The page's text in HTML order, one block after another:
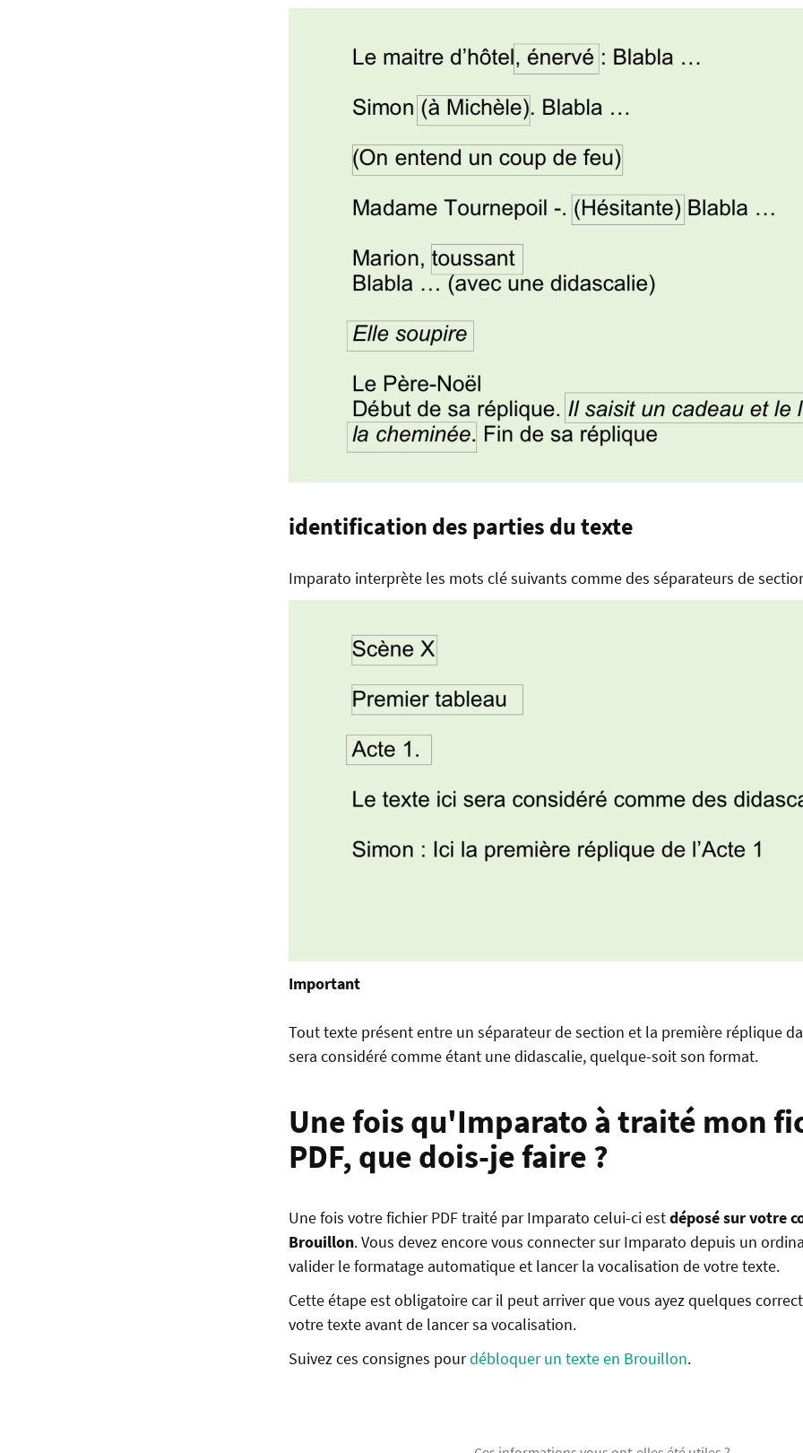
identification des parties du texte
Imparato interprète les mots clé suivants comme des séparateurs de
Important
Tout texte présent entre un séparateur de section et la première réplique
sera considéré comme étant une didascalie, quelque-soit son format.
Une fois qu'Imparato à traité mon
PDF, que dois-je faire ?
Une fois votre fichier PDF traité par Imparato celui-ci estdéposé sur votre
Brouillon. Vous devez encore vous connecter sur Imparato depuis un
valider le formatage automatique et lancer la vocalisation de votre texte.
Cette étape est obligatoire car il peut arriver que vous ayez quelques
votre texte avant de lancer sa vocalisation.
Suivez ces consignes pourdébloquer un texte en Brouillon.